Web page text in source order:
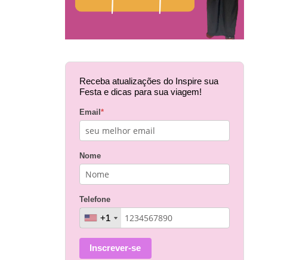
Receba atualizações do Inspire sua
Festa e dicas para sua viagem!
Email *
Nome
Telefone
+1
+1
Inscrever-se